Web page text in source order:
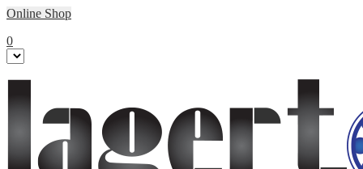
Online Shop
0